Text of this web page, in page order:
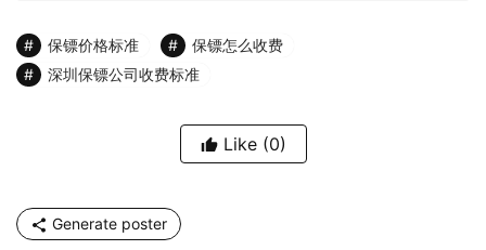
保镖价格标准
保镖怎么收费
深圳保镖公司收费标准
Like (0)
Generate poster